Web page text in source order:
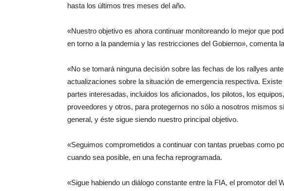
hasta los últimos tres meses del año.
«Nuestro objetivo es ahora continuar monitoreando lo mejor que
en torno a la pandemia y las restricciones del Gobierno», comenta
«No se tomará ninguna decisión sobre las fechas de los rallyes
actualizaciones sobre la situación de emergencia respectiva.
partes interesadas, incluidos los aficionados, los pilotos, los
proveedores y otros, para protegernos no sólo a nosotros mismos
general, y éste sigue siendo nuestro principal objetivo.
«Seguimos comprometidos a continuar con tantas pruebas como
cuando sea posible, en una fecha reprogramada.
«Sigue habiendo un diálogo constante entre la FIA, el promotor del